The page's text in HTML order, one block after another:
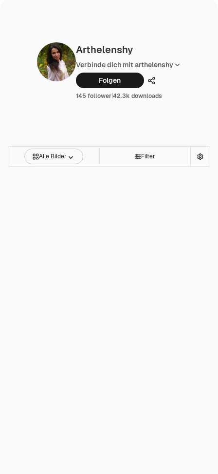
Arthelenshy
Verbinde dich mit arthelenshy
Folgen
Teilen
145 follower|42.3k downloads
Alle Bilder Filter